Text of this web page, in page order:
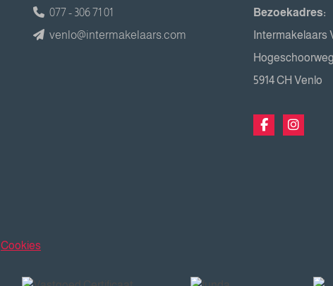
077 - 306 71 01
venlo@intermakelaars.com
Bezoekadres:
Intermakelaars
5914 CH Venlo
Cookies